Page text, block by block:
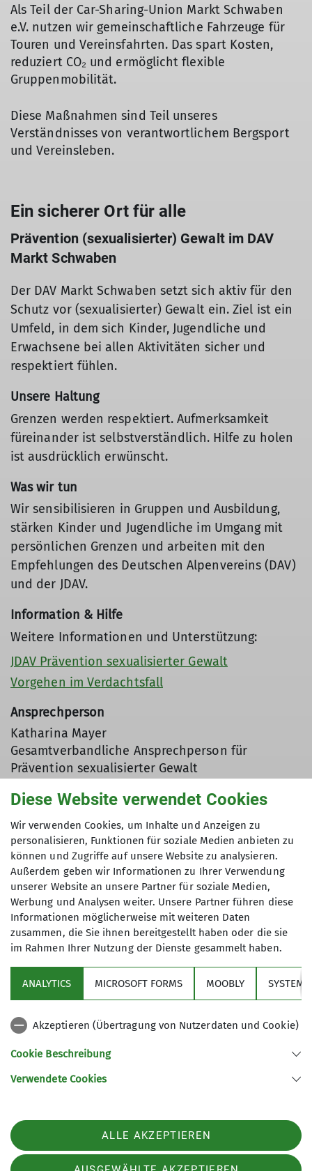
Als Teil der Car-Sharing-Union Markt Schwaben
e.V. nutzen wir gemeinschaftliche Fahrzeuge für
Touren und Vereinsfahrten. Das spart Kosten,
reduziert CO₂ und ermöglicht flexible
Gruppenmobilität.
Diese Maßnahmen sind Teil unseres
Verständnisses von verantwortlichem Bergsport
und Vereinsleben.
Ein sicherer Ort für alle
Prävention (sexualisierter) Gewalt im DAV
Markt Schwaben
Der DAV Markt Schwaben setzt sich aktiv für den
Schutz vor (sexualisierter) Gewalt ein. Ziel ist ein
Umfeld, in dem sich Kinder, Jugendliche und
Erwachsene bei allen Aktivitäten sicher und
respektiert fühlen.
Unsere Haltung
Grenzen werden respektiert. Aufmerksamkeit
füreinander ist selbstverständlich. Hilfe zu holen
ist ausdrücklich erwünscht.
Was wir tun
Wir sensibilisieren in Gruppen und Ausbildung,
stärken Kinder und Jugendliche im Umgang mit
persönlichen Grenzen und arbeiten mit den
Empfehlungen des Deutschen Alpenvereins (DAV)
und der JDAV.
Information & Hilfe
Weitere Informationen und Unterstützung:
JDAV Prävention sexualisierter Gewalt
Vorgehen im Verdachtsfall
Ansprechperson
Katharina Mayer
Gesamtverbandliche Ansprechperson für
Prävention sexualisierter Gewalt
Wenn etwas unsicher wirkt oder Fragen
entstehen: bitte ansprechen. Gemeinsam sorgen
wir für ein sicheres Vereinsumfeld.
Über den Verein
Service
Sektion Markt Schwaben des Deutschen Alpenvereins e.V.
Telefon +4981219891680
Diese Website verwendet Cookies
Wir verwenden Cookies, um Inhalte und Anzeigen zu
personalisieren, Funktionen für soziale Medien anbieten zu
können und Zugriffe auf unsere Website zu analysieren.
Außerdem geben wir Informationen zu Ihrer Verwendung
unserer Website an unsere Partner für soziale Medien,
Werbung und Analysen weiter. Unsere Partner führen diese
Informationen möglicherweise mit weiteren Daten
zusammen, die Sie ihnen bereitgestellt haben oder die sie
im Rahmen Ihrer Nutzung der Dienste gesammelt haben.
ANALYTICS MICROSOFT FORMS MOOBLY SYSTEM
Akzeptieren (Übertragung von Nutzerdaten und Cookie)
Cookie Beschreibung
Verwendete Cookies
ALLE AKZEPTIEREN